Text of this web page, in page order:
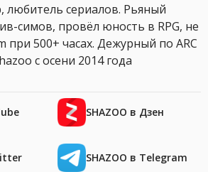
любитель сериалов. Рьяный
симов, провёл юность в RPG, не
при 500+ часах. Дежурный по ARC
с осени 2014 года
SHAZOO в Дзен
SHAZOO в Telegram